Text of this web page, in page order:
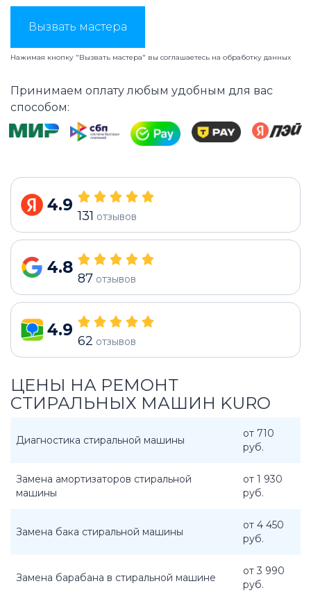
Вызвать мастера
Нажимая кнопку "Вызвать мастера" вы соглашаетесь на обработку данных
Принимаем оплату любым удобным для вас
способом:
4.9
131 отзывов
4.8
87 отзывов
4.9
62 отзывов
ЦЕНЫ НА РЕМОНТ
СТИРАЛЬНЫХ МАШИН KURO
Диагностика стиральной машины
от 710
руб.
Замена амортизаторов стиральной
машины
от 1 930
руб.
Замена бака стиральной машины
от 4 450
руб.
Замена барабана в стиральной машине
от 3 990
руб.